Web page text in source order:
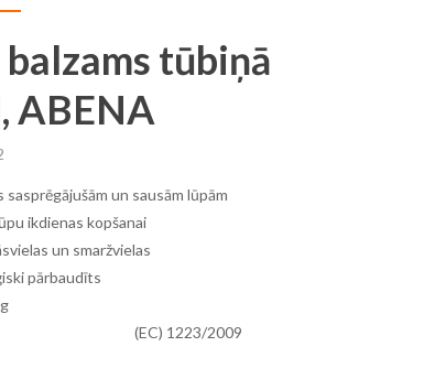
balzams tūbiņā
ABENA
sasprēgājušām un sausām lūpām
ikdienas kopšanai
un smaržvielas
pārbaudīts
4,5
1223/2009